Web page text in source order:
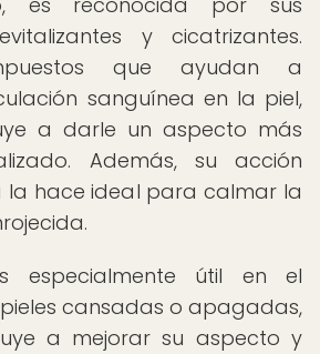
y cicatrizantes.
que ayudan a
sanguínea en la piel,
a darle un aspecto más
Además, su acción
la hace ideal para calmar la
especialmente útil en el
cansadas o apagadas,
a mejorar su aspecto y